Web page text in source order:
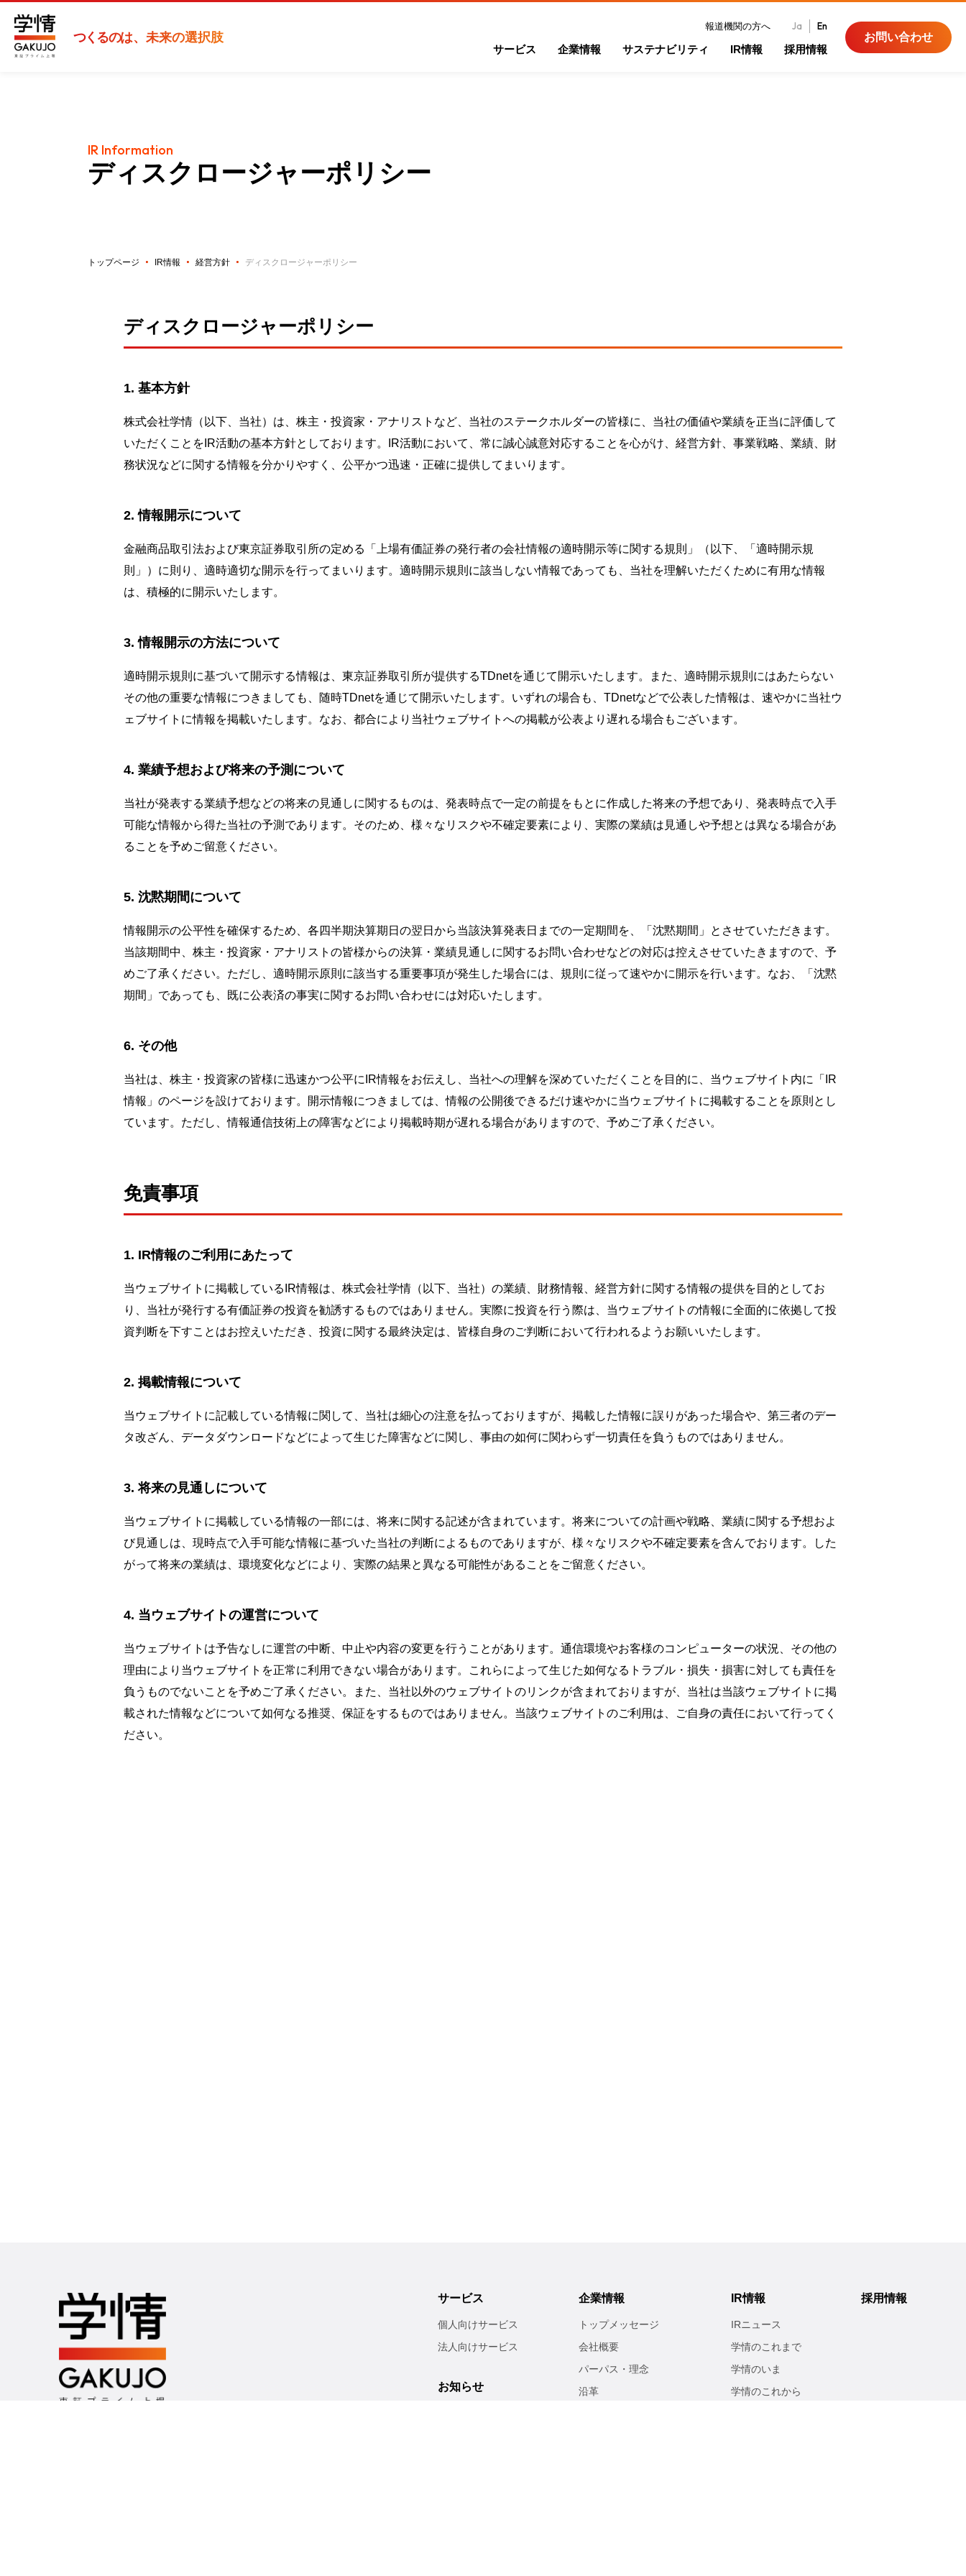
つくるのは、未来の選択肢
報道機関の方へ Ja En
サービス 企業情報 サステナビリティ IR情報 採用情報
お問い合わせ
IR Information
ディスクロージャーポリシー
トップページ IR情報 経営方針 ディスクロージャーポリシー
ディスクロージャーポリシー
基本方針
株式会社学情（以下、当社）は、株主・投資家・アナリストなど、当社のステークホルダーの皆様に、当社の価値や業績を正当に評価して
いただくことをIR活動の基本方針としております。IR活動において、常に誠心誠意対応することを心がけ、経営方針、事業戦略、業績、財
務状況などに関する情報を分かりやすく、公平かつ迅速・正確に提供してまいります。
情報開示について
金融商品取引法および東京証券取引所の定める「上場有価証券の発行者の会社情報の適時開示等に関する規則」（以下、「適時開示規
則」）に則り、適時適切な開示を行ってまいります。適時開示規則に該当しない情報であっても、当社を理解いただくために有用な情報
は、積極的に開示いたします。
情報開示の方法について
適時開示規則に基づいて開示する情報は、東京証券取引所が提供するTDnetを通じて開示いたします。また、適時開示規則にはあたらない
その他の重要な情報につきましても、随時TDnetを通じて開示いたします。いずれの場合も、TDnetなどで公表した情報は、速やかに当社ウ
ェブサイトに情報を掲載いたします。なお、都合により当社ウェブサイトへの掲載が公表より遅れる場合もございます。
業績予想および将来の予測について
当社が発表する業績予想などの将来の見通しに関するものは、発表時点で一定の前提をもとに作成した将来の予想であり、発表時点で入手
可能な情報から得た当社の予測であります。そのため、様々なリスクや不確定要素により、実際の業績は見通しや予想とは異なる場合があ
ることを予めご留意ください。
沈黙期間について
情報開示の公平性を確保するため、各四半期決算期日の翌日から当該決算発表日までの一定期間を、「沈黙期間」とさせていただきます。
当該期間中、株主・投資家・アナリストの皆様からの決算・業績見通しに関するお問い合わせなどの対応は控えさせていたきますので、予
めご了承ください。ただし、適時開示原則に該当する重要事項が発生した場合には、規則に従って速やかに開示を行います。なお、「沈黙
期間」であっても、既に公表済の事実に関するお問い合わせには対応いたします。
その他
当社は、株主・投資家の皆様に迅速かつ公平にIR情報をお伝えし、当社への理解を深めていただくことを目的に、当ウェブサイト内に「IR
情報」のページを設けております。開示情報につきましては、情報の公開後できるだけ速やかに当ウェブサイトに掲載することを原則とし
ています。ただし、情報通信技術上の障害などにより掲載時期が遅れる場合がありますので、予めご了承ください。
免責事項
IR情報のご利用にあたって
当ウェブサイトに掲載しているIR情報は、株式会社学情（以下、当社）の業績、財務情報、経営方針に関する情報の提供を目的としてお
り、当社が発行する有価証券の投資を勧誘するものではありません。実際に投資を行う際は、当ウェブサイトの情報に全面的に依拠して投
資判断を下すことはお控えいただき、投資に関する最終決定は、皆様自身のご判断において行われるようお願いいたします。
掲載情報について
当ウェブサイトに記載している情報に関して、当社は細心の注意を払っておりますが、掲載した情報に誤りがあった場合や、第三者のデー
タ改ざん、データダウンロードなどによって生じた障害などに関し、事由の如何に関わらず一切責任を負うものではありません。
将来の見通しについて
当ウェブサイトに掲載している情報の一部には、将来に関する記述が含まれています。将来についての計画や戦略、業績に関する予想およ
び見通しは、現時点で入手可能な情報に基づいた当社の判断によるものでありますが、様々なリスクや不確定要素を含んでおります。した
がって将来の業績は、環境変化などにより、実際の結果と異なる可能性があることをご留意ください。
当ウェブサイトの運営について
当ウェブサイトは予告なしに運営の中断、中止や内容の変更を行うことがあります。通信環境やお客様のコンピューターの状況、その他の
理由により当ウェブサイトを正常に利用できない場合があります。これらによって生じた如何なるトラブル・損失・損害に対しても責任を
負うものでないことを予めご了承ください。また、当社以外のウェブサイトのリンクが含まれておりますが、当社は当該ウェブサイトに掲
載された情報などについて如何なる推奨、保証をするものではありません。当該ウェブサイトのご利用は、ご自身の責任において行ってく
ださい。
サービス
個人向けサービス
法人向けサービス
お知らせ
企業情報
トップメッセージ
会社概要
パーパス・理念
沿革
IR情報
IRニュース
学情のこれまで
学情のいま
学情のこれから
採用情報